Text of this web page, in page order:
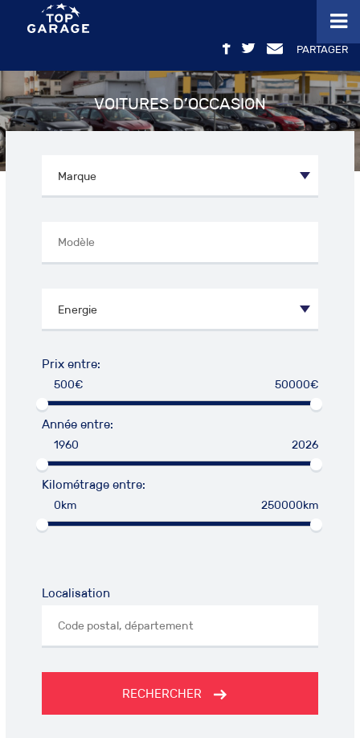
PARTAGER
VOITURES D’OCCASION
Prix entre:
500€ 50000€
Année entre:
1960 2026
Kilométrage entre:
0km 250000km
Localisation
RECHERCHER